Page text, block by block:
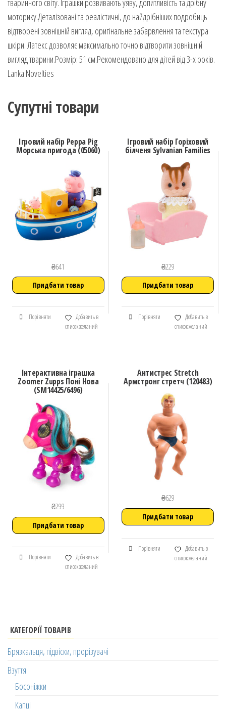
тваринного світу. Іграшки розвивають уяву, допитливість та дрібну
моторику.Деталізовані та реалістичні, до найдрібніших подробиць
відтворені зовнішній вигляд, оригінальне забарвлення та текстура
шкіри. Латекс дозволяє максимально точно відтворити зовнішній
вигляд тварини.Розмір: 51 см.Рекомендовано для дітей від 3-х років.
Lanka Novelties
Супутні товари
Ігровий набір Peppa Pig
Морська пригода (05060)
₴641
Придбати товар
Порівняти
Добавить в
список желаний
Ігровий набір Горіховий
білченя Sylvanian Families
₴229
Придбати товар
Порівняти
Добавить в
список желаний
Інтерактивна іграшка
Zoomer Zupps Поні Нова
(SM14425/6496)
₴299
Придбати товар
Порівняти
Добавить в
список желаний
Антистрес Stretch
Армстронг стретч (120483)
₴629
Придбати товар
Порівняти
Добавить в
список желаний
КАТЕГОРІЇ ТОВАРІВ
Брязкальця, підвіски, прорізувачі
Взуття
Босоніжки
Капці